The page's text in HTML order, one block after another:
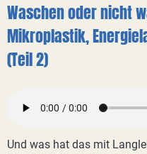
Waschen oder nicht
Mikroplastik,
(Teil 2)
Und was hat das mit